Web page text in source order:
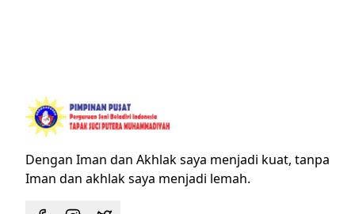
Dengan Iman dan Akhlak saya menjadi kuat, tanpa
Iman dan akhlak saya menjadi lemah.